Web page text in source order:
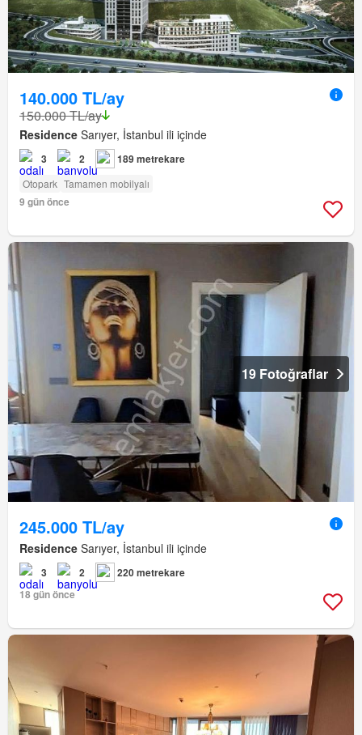
140.000 TL/ay
150.000 TL/ay
Residence Sarıyer, İstanbul ili içinde
3 2 189 metrekare
Otopark Tamamen mobilyalı
9 gün önce
19 Fotoğraflar
245.000 TL/ay
Residence Sarıyer, İstanbul ili içinde
3 2
220 metrekare
18 gün önce